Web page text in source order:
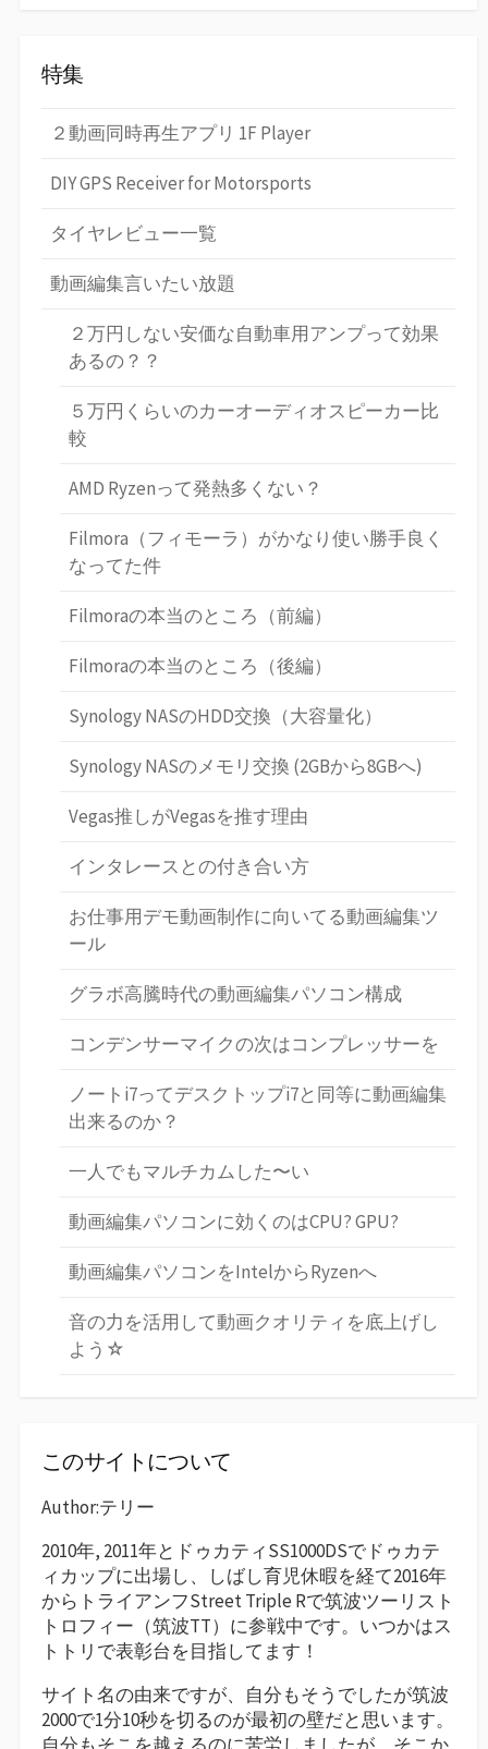
特集
２動画同時再生アプリ 1F Player
DIY GPS Receiver for Motorsports
タイヤレビュー一覧
動画編集言いたい放題
２万円しない安価な自動車用アンプって効果
あるの？？
５万円くらいのカーオーディオスピーカー比
較
AMD Ryzenって発熱多くない？
Filmora（フィモーラ）がかなり使い勝手良く
なってた件
Filmoraの本当のところ（前編）
Filmoraの本当のところ（後編）
Synology NASのHDD交換（大容量化）
Synology NASのメモリ交換 (2GBから8GBへ)
Vegas推しがVegasを推す理由
インタレースとの付き合い方
お仕事用デモ動画制作に向いてる動画編集ツ
ール
グラボ高騰時代の動画編集パソコン構成
コンデンサーマイクの次はコンプレッサーを
ノートi7ってデスクトップi7と同等に動画編集
出来るのか？
一人でもマルチカムした〜い
動画編集パソコンに効くのはCPU? GPU?
動画編集パソコンをIntelからRyzenへ
音の力を活用して動画クオリティを底上げし
よう☆
このサイトについて
Author:テリー
2010年, 2011年とドゥカティSS1000DSでドゥカテ
ィカップに出場し、しばし育児休暇を経て2016年
からトライアンフStreet Triple Rで筑波ツーリスト
トロフィー（筑波TT）に参戦中です。いつかはス
トトリで表彰台を目指してます！
サイト名の由来ですが、自分もそうでしたが筑波
2000で1分10秒を切るのが最初の壁だと思います。